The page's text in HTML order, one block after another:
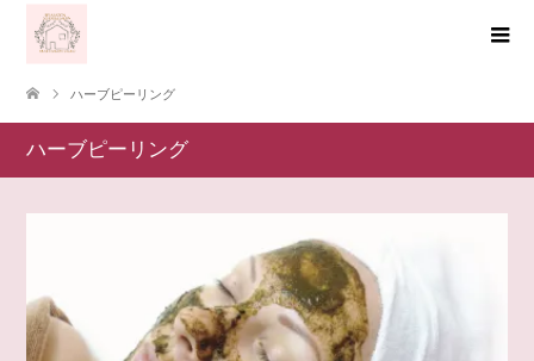
ハーブピーリング
ハーブピーリング